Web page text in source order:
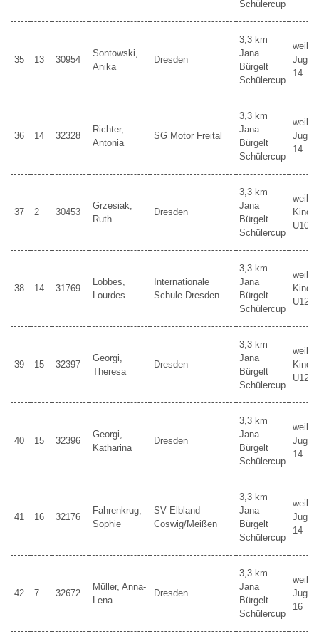
Schülercup
35 13 30954
Sontowski,
Anika
Dresden
3,3 km
Jana
Bürgelt
Schülercup
14
36 14 32328
Richter,
Antonia
SG Motor Freital
3,3 km
Jana
Bürgelt
Schülercup
14
37 2 30453
Grzesiak,
Ruth
Dresden
3,3 km
Jana
Bürgelt
Schülercup
Kinder
U10
38 14 31769
Lobbes,
Lourdes
Internationale
Schule Dresden
3,3 km
Jana
Bürgelt
Schülercup
Kinder
U12
39 15 32397
Georgi,
Theresa
Dresden
3,3 km
Jana
Bürgelt
Schülercup
Kinder
U12
40 15 32396
Georgi,
Katharina
Dresden
3,3 km
Jana
Bürgelt
Schülercup
14
41 16 32176
Fahrenkrug,
Sophie
SV Elbland
Coswig/Meißen
3,3 km
Jana
Bürgelt
Schülercup
14
42 7 32672
Müller, Anna-
Lena
Dresden
3,3 km
Jana
Bürgelt
Schülercup
16